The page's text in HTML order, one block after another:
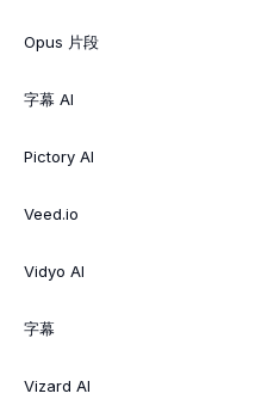
Opus 片段
字幕 AI
Pictory AI
Veed.io
Vidyo AI
字幕
Vizard AI